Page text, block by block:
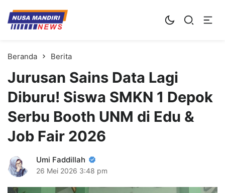
Kampus Digital Bisnis
Universitas Nusa Mandiri
Beranda Berita
Jurusan Sains Data Lagi
Diburu! Siswa SMKN 1 Depok
Serbu Booth UNM di Edu &
Job Fair 2026
Umi Faddillah
26 Mei 2026 3:48 pm